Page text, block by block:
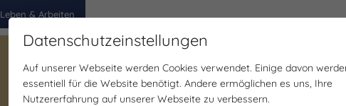
Leben & Arbeiten
Region Erlebnisse Veranstaltungen Planen
Datenschutzeinstellungen
Auf unserer Webseite werden Cookies verwendet. Einige davon
essentiell für die Website benötigt. Andere ermöglichen es uns, Ihre
Nutzererfahrung auf unserer Webseite zu verbessern.